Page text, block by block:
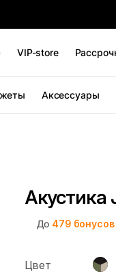
VIP-store
Аксессуары
Акустика
До 479бонусов
Цвет